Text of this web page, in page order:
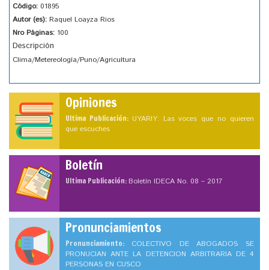
Código: 01895
Autor (es): Raquel Loayza Rios
Nro Páginas: 100
Descripción
Clima/Metereología/Puno/Agricultura
Opiniones
Ultima Publicación: UYARIY: Las voces que no quieren
que escuches
Boletín
Ultima Publicación:Boletín IDECA No. 08 – 2017
Pronunciamientos
Pronunciamiento: COLECTIVO DE ABOGADOS SE
PRONUCIAN ANTE LA DETENCION ARBITRARIA DE 4
PERSONAS EN CUSCO